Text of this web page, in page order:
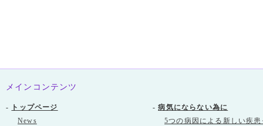
メインコンテンツ
-
トップページ
News
-病気にならない為に
5つの病因による新しい疾